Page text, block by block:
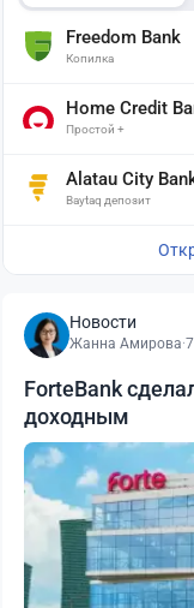
Freedom Bank
Копилка
Home Credit
Простой +
Alatau City
Baytaq депозит
Новости
Жанна Амирова·
ForteBank
доходным